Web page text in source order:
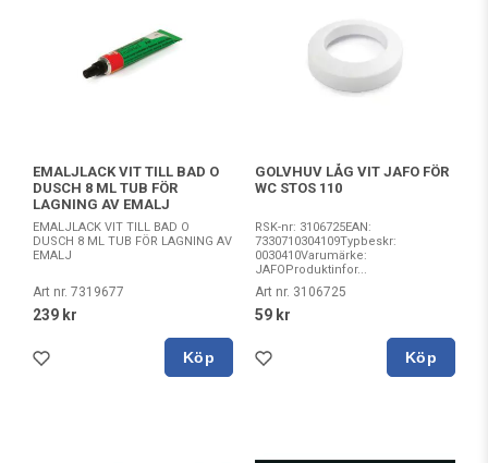
EMALJLACK VIT TILL BAD O
DUSCH 8 ML TUB FÖR
LAGNING AV EMALJ
EMALJLACK VIT TILL BAD O
DUSCH 8 ML TUB FÖR LAGNING AV
EMALJ
Art nr. 7319677
239 kr
Köp
GOLVHUV LÅG VIT JAFO FÖR
WC STOS 110
RSK-nr: 3106725EAN:
7330710304109Typbeskr:
0030410Varumärke:
JAFOProduktinfor...
Art nr. 3106725
59 kr
Köp